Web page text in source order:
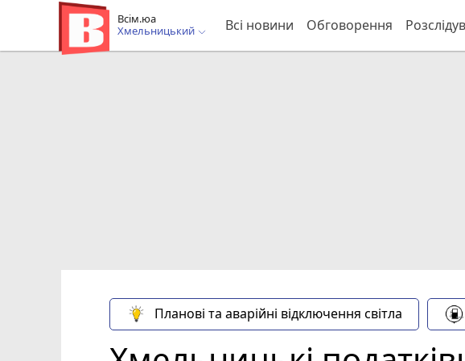
Всім.юа
Хмельницький
Всі новини Обговорення
Планові та аварійні відключення світла